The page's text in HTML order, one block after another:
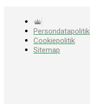
Persondatapolitik
Cookiepolitik
Sitemap